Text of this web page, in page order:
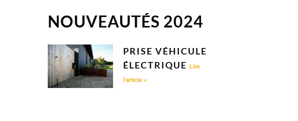
NOUVEAUTÉS 2024
PRISE VÉHICULE
ÉLECTRIQUELire
l'article »